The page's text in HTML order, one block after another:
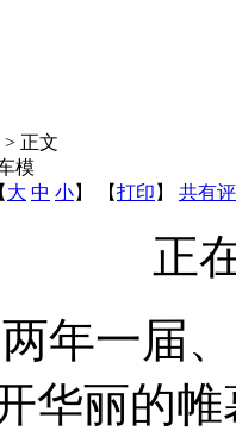
> 正文
模
大 中 小】 【打印 】 共有
正
年一届
华丽的